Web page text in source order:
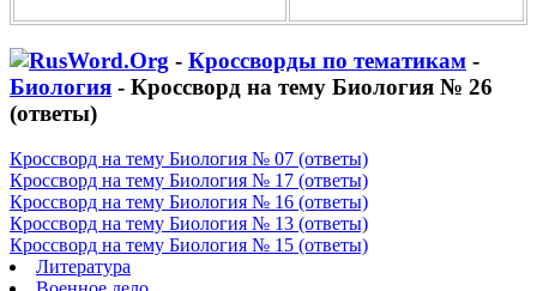
- Кроссворды по тематикам -
Биология - Кроссворд на тему Биология № 26
(ответы)
Кроссворд на тему Биология № 07 (ответы)
Кроссворд на тему Биология № 17 (ответы)
Кроссворд на тему Биология № 16 (ответы)
Кроссворд на тему Биология № 13 (ответы)
Кроссворд на тему Биология № 15 (ответы)
Литература